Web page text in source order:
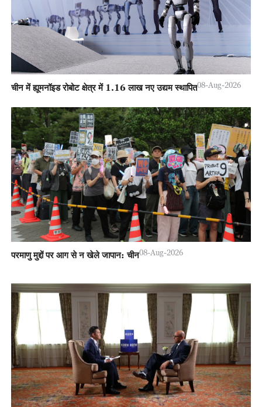
चीन में ह्यूमनॉइड रोबोट क्षेत्र में 1.16 लाख नए उद्यम स्थापित08-Aug-2026
परमाणु मुद्दों पर आग से न खेले जापान: चीन08-Aug-2026